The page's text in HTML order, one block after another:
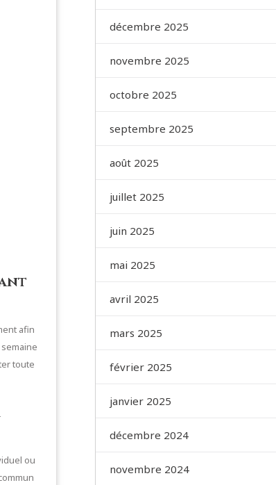
afin
toute
ou
décembre 2025
novembre 2025
octobre 2025
septembre 2025
août 2025
juillet 2025
juin 2025
mai 2025
avril 2025
mars 2025
février 2025
janvier 2025
décembre 2024
novembre 2024